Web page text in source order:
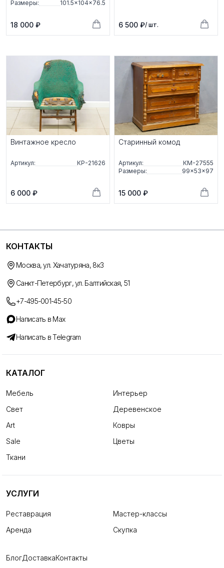
Размеры:
101.5×104×76.5
18 000 ₽ 6 500 ₽/ шт.
Винтажное кресло
Артикул: КР-21626
6 000 ₽
Старинный комод
Артикул:
КМ-27555
Размеры:
99×53×97
15 000 ₽
КОНТАКТЫ
Москва, ул. Хачатуряна, 8к3
Санкт-Петербург, ул. Балтийская, 51
+7-495-001-45-50
Написать в Max
Написать в Telegram
КАТАЛОГ
Мебель
Интерьер
Свет
Деревенское
Art
Ковры
Sale
Цветы
Ткани
УСЛУГИ
Реставрация
Мастер-классы
Аренда
Скупка
БлогДоставкаКонтакты